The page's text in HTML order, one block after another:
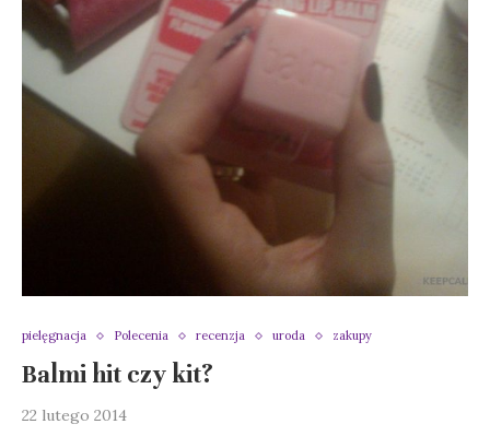
pielęgnacja Polecenia recenzja uroda zakupy
Balmi hit czy kit?
22 lutego 2014